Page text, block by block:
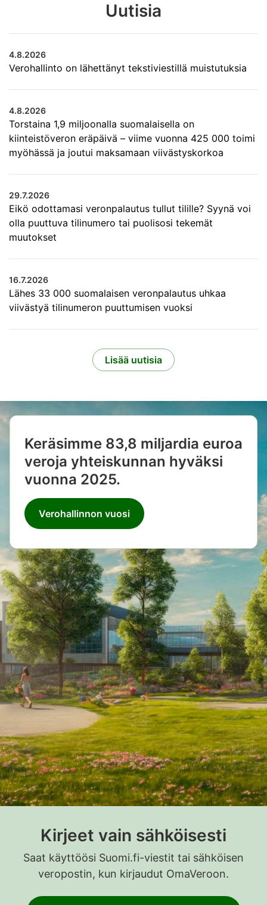
Uutisia
4.8.2026
Verohallinto on lähettänyt tekstiviestillä muistutuksia
4.8.2026
Torstaina 1,9 miljoonalla suomalaisella on
kiinteistöveron eräpäivä – viime vuonna 425 000 toimi
myöhässä ja joutui maksamaan viivästyskorkoa
29.7.2026
Eikö odottamasi veronpalautus tullut tilille? Syynä voi
olla puuttuva tilinumero tai puolisosi tekemät
muutokset
16.7.2026
Lähes 33 000 suomalaisen veronpalautus uhkaa
viivästyä tilinumeron puuttumisen vuoksi
Lisää uutisia
Keräsimme 83,8 miljardia euroa
veroja yhteiskunnan hyväksi
vuonna 2025.
Verohallinnon vuosi
Kirjeet vain sähköisesti
Saat käyttöösi Suomi.fi-viestit tai sähköisen
veropostin, kun kirjaudut OmaVeroon.